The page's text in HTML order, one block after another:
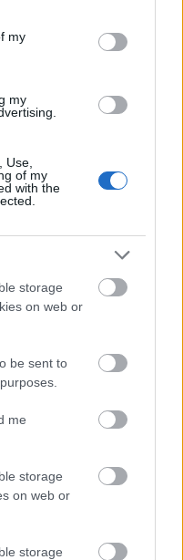
in below Google
my
my
Use,
of my
with the
storage
on web or
be sent to
me
storage
on web or
storage
és tragédiájában.
nem ez volt. A
ellátást akar,
állam
lenne szükség,
adókulcsot
az offshore
és
kutatási
utolsó héten, és
felfutása:
vagy a
hogy az eddig
ismertségre tett
politikában
politikai
kiderül, és mi